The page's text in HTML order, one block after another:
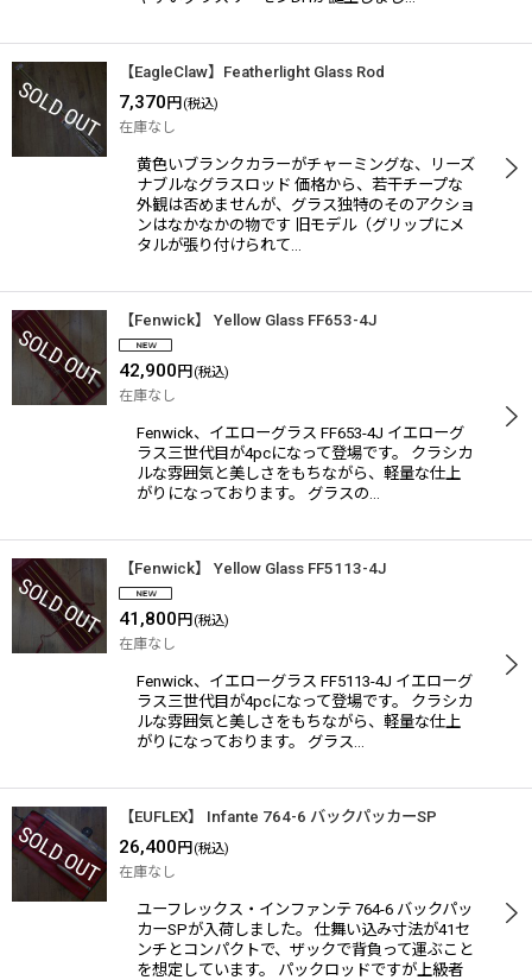
【EagleClaw】Featherlight Glass Rod
7,370 円 (税込)
在庫なし
黄色いブランクカラーがチャーミングな、リーズ
ナブルなグラスロッド 価格から、若干チープな
外観は否めませんが、グラス独特のそのアクショ
ンはなかなかの物です 旧モデル（グリップにメ
タルが張り付けられて…
【Fenwick】 Yellow Glass FF653-4J
42,900 円 (税込)
在庫なし
Fenwick、イエローグラス FF653-4J イエローグ
ラス三世代目が4pcになって登場です。 クラシカ
ルな雰囲気と美しさをもちながら、軽量な仕上
がりになっております。 グラスの…
【Fenwick】 Yellow Glass FF5113-4J
41,800 円 (税込)
在庫なし
Fenwick、イエローグラス FF5113-4J イエローグ
ラス三世代目が4pcになって登場です。 クラシカ
ルな雰囲気と美しさをもちながら、軽量な仕上
がりになっております。 グラス…
【EUFLEX】 Infante 764-6 バックパッカーSP
26,400 円 (税込)
在庫なし
ユーフレックス・インファンテ 764-6 バックパッ
カーSPが入荷しました。 仕舞い込み寸法が41セ
ンチとコンパクトで、ザックで背負って運ぶこと
を想定しています。 パックロッドですが上級者